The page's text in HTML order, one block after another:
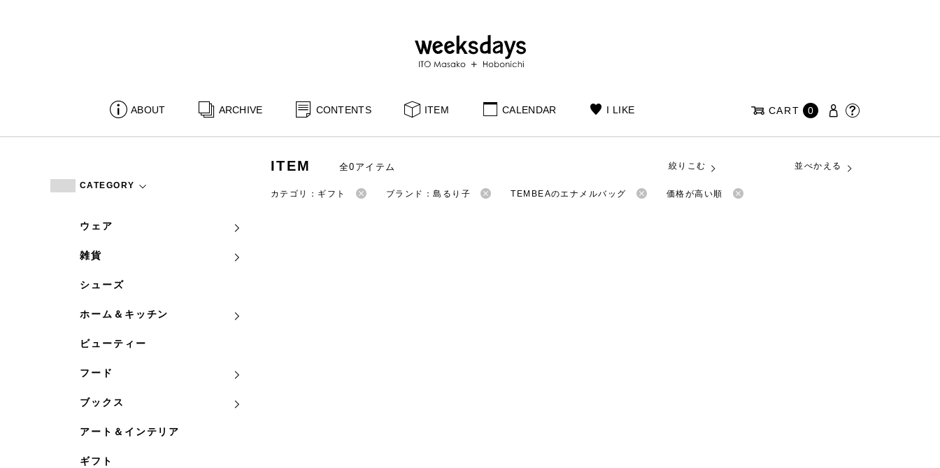
ABOUT ARCHIVE CONTENTS ITEM CALENDAR I LIKE CART 0
CATEGORY
ウェア
雑貨
シューズ
ホーム＆キッチン
ビューティー
フード
ブックス
アート＆インテリア
ギフト
ITEM 全0アイテム 絞りこむ 並べかえる
カテゴリ：ギフト ブランド：島るり子 TEMBEAのエナメルバッグ 価格が高い順